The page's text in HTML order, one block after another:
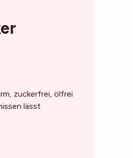
zuckerfrei, ölfrei
lässt